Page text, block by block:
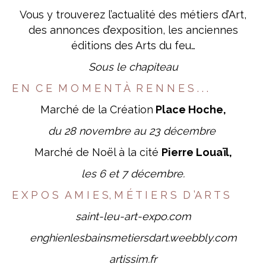
Vous y trouverez l’actualité des métiers d’Art,
des annonces d’exposition, les anciennes
éditions des Arts du feu…
Sous le chapiteau
E N C E M O M E N T À R E N N E S . . .
Marché de la Création Place Hoche,
du 28 novembre au 23 décembre
Marché de Noël à la cité Pierre Louaïl,
les 6 et 7 décembre.
E X P O S A M I E S, M É T I E R S D ’A R T S
saint-leu-art-expo.com
enghienlesbainsmetiersdart.weebbly.com
artissim.fr